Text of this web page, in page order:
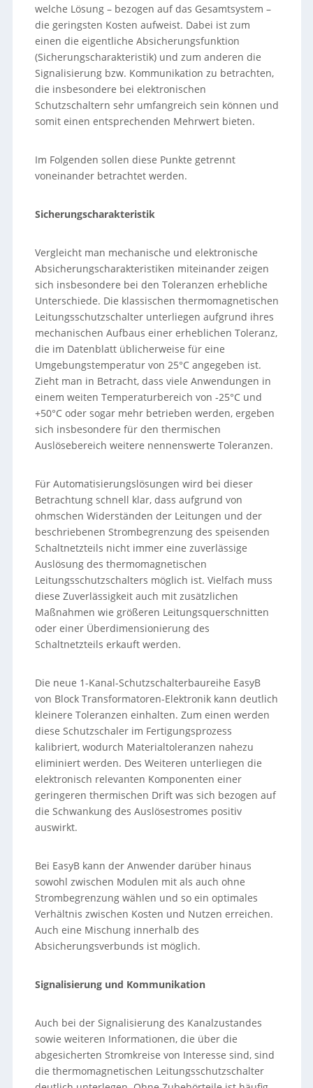
welche Lösung – bezogen auf das Gesamtsystem –
die geringsten Kosten aufweist. Dabei ist zum
einen die eigentliche Absicherungsfunktion
(Sicherungscharakteristik) und zum anderen die
Signalisierung bzw. Kommunikation zu betrachten,
die insbesondere bei elektronischen
Schutzschaltern sehr umfangreich sein können und
somit einen entsprechenden Mehrwert bieten.
Im Folgenden sollen diese Punkte getrennt
voneinander betrachtet werden.
Sicherungscharakteristik
Vergleicht man mechanische und elektronische
Absicherungscharakteristiken miteinander zeigen
sich insbesondere bei den Toleranzen erhebliche
Unterschiede. Die klassischen thermomagnetischen
Leitungsschutzschalter unterliegen aufgrund ihres
mechanischen Aufbaus einer erheblichen Toleranz,
die im Datenblatt üblicherweise für eine
Umgebungstemperatur von 25°C angegeben ist.
Zieht man in Betracht, dass viele Anwendungen in
einem weiten Temperaturbereich von ‑25°C und
+50°C oder sogar mehr betrieben werden, ergeben
sich insbesondere für den thermischen
Auslösebereich weitere nennenswerte Toleranzen.
Für Automatisierungslösungen wird bei dieser
Betrachtung schnell klar, dass aufgrund von
ohmschen Widerständen der Leitungen und der
beschriebenen Strombegrenzung des speisenden
Schaltnetzteils nicht immer eine zuverlässige
Auslösung des thermomagnetischen
Leitungsschutzschalters möglich ist. Vielfach muss
diese Zuverlässigkeit auch mit zusätzlichen
Maßnahmen wie größeren Leitungsquerschnitten
oder einer Überdimensionierung des
Schaltnetzteils erkauft werden.
Die neue 1-Kanal-Schutzschalterbaureihe EasyB
von Block Transformatoren-Elektronik kann deutlich
kleinere Toleranzen einhalten. Zum einen werden
diese Schutzschaler im Fertigungsprozess
kalibriert, wodurch Materialtoleranzen nahezu
eliminiert werden. Des Weiteren unterliegen die
elektronisch relevanten Komponenten einer
geringeren thermischen Drift was sich bezogen auf
die Schwankung des Auslösestromes positiv
auswirkt.
Bei EasyB kann der Anwender darüber hinaus
sowohl zwischen Modulen mit als auch ohne
Strombegrenzung wählen und so ein optimales
Verhältnis zwischen Kosten und Nutzen erreichen.
Auch eine Mischung innerhalb des
Absicherungsverbunds ist möglich.
Signalisierung und Kommunikation
Auch bei der Signalisierung des Kanalzustandes
sowie weiteren Informationen, die über die
abgesicherten Stromkreise von Interesse sind, sind
die thermomagnetischen Leitungsschutzschalter